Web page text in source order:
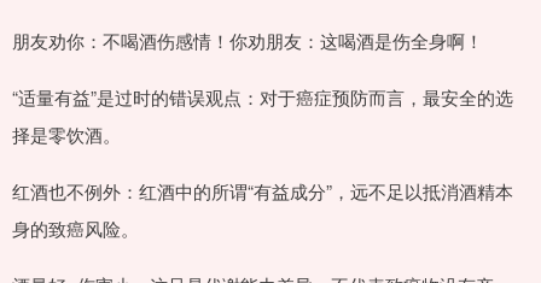
朋友劝你：不喝酒伤感情！你劝朋友：这喝酒是伤全身啊！
“适量有益”是过时的错误观点：对于癌症预防而言，最安全的选
择是零饮酒。
红酒也不例外：红酒中的所谓“有益成分”，远不足以抵消酒精本
身的致癌风险。